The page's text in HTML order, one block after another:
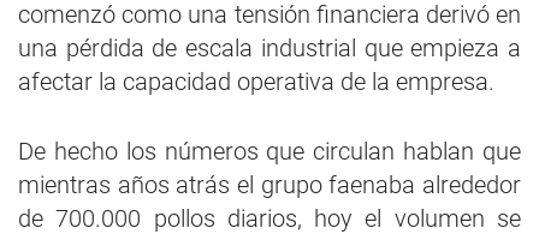
comenzó como una tensión financiera derivó en
una pérdida de escala industrial que empieza a
afectar la capacidad operativa de la empresa.
De hecho los números que circulan hablan que
mientras años atrás el grupo faenaba alrededor
de 700.000 pollos diarios, hoy el volumen se